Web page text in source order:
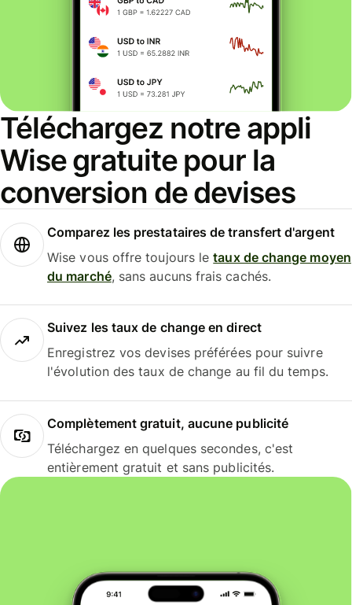
Téléchargez notre appli
Wise gratuite pour la
conversion de devises
Comparez les prestataires de transfert d'argent
Wise vous offre toujours letaux de change moyen
du marché, sans aucuns frais cachés.
Suivez les taux de change en direct
Enregistrez vos devises préférées pour suivre
l'évolution des taux de change au fil du temps.
Complètement gratuit, aucune publicité
Téléchargez en quelques secondes, c'est
entièrement gratuit et sans publicités.